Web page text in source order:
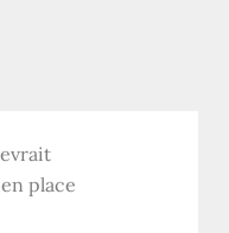
place